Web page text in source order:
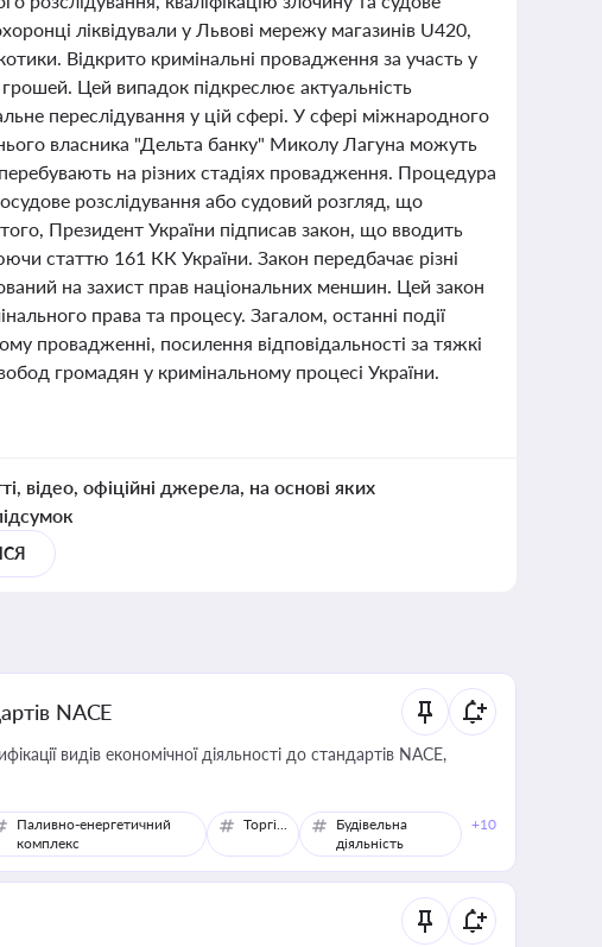
ліквідували у Львові мережу магазинів U420,
Відкрито кримінальні провадження за участь у
грошей. Цей випадок підкреслює актуальність
переслідування у цій сфері. У сфері міжнародного
власника "Дельта банку" Миколу Лагуна можуть
на різних стадіях провадження. Процедура
розслідування або судовий розгляд, що
Президент України підписав закон, що вводить
статтю 161 КК України. Закон передбачає різні
на захист прав національних меншин. Цей закон
права та процесу. Загалом, останні події
провадженні, посилення відповідальності за тяжкі
громадян у кримінальному процесі України.
відео, офіційні джерела, на основі яких
NACE
видів економічної діяльності до стандартів NACE,
Паливно-енергетичний
комплекс
Торгівля
Будівельна
діяльність
+10